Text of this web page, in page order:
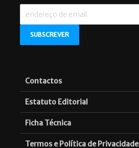
Contactos
Estatuto Editorial
Ficha Técnica
Termos e Política de Privacidade